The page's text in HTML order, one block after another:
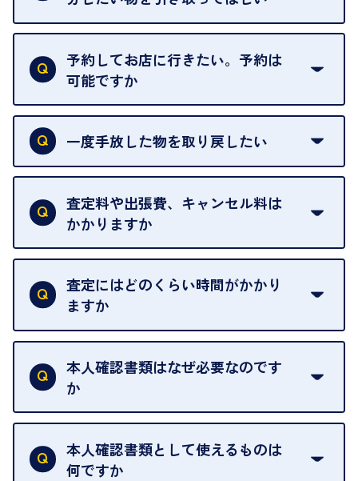
再販不可能な物は、場合によってはお断りすること
がございます。ご了承ください。
予約してお店に行きたい。予約は
可能ですか
申し訳ありませんが、現在はご来店の予約は承って
おりません。
を整えておりますので、お好きな時にお越しくださ
い。
お急ぎの場合はスタッフに一言お声がけください。
可能な限り、迅速に対応させていただきます。
一度手放した物を取り戻したい
当店は質店ではありませんので、買い取ったお品物
は基本的に販売へと回されます。買い戻しはできま
せんので、ご了承ください。
グオフが可能です。
契約破棄という形で、お品物をお戻しすることがで
きます。
売却当日を含む8日間のうちに、お気軽にお申し出
出張買取のお品物は、8日間保管しております。
査定料や出張費、キャンセル料は
かかりますか
一切いただいておりません。査定金額にご納得いた
だけない場合は、その場でお断りいただいても問題
ございません。お気軽にご相談ください。
査定にはどのくらい時間がかかり
ますか
お品物の内容や点数によって異なりますが、店頭買
取の場合は1点あたり数分程度が目安です。大量の
お品物の場合は、お時間をいただくことがございま
本人確認書類はなぜ必要なのです
か
買取店は古物営業法により、お客様のご本人確認を
行うことが義務付けられています。安心してお取引
いただくためにも、ご協力をお願いいたします。
本人確認書類として使えるものは
何ですか